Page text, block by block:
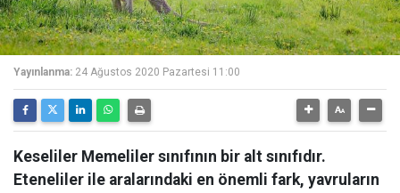
Yayınlanma: 24 Ağustos 2020 Pazartesi 11:00
Keseliler Memeliler sınıfının bir alt sınıfıdır.
Eteneliler ile aralarındaki en önemli fark, yavruların